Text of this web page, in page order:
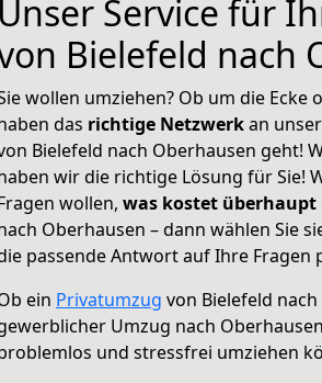
Unser Service für
Bielefeld nach
wollen umziehen? Ob um die
das richtige Netzwerkan
Bielefeld nach Oberhausen geht!
wir die richtige Lösung für Sie!
wollen, was kostet überhaupt
Oberhausen – dann wählen Sie
passende Antwort auf Ihre Fragen
ein Privatumzug von Bielefeld
Umzug nach
und stressfrei umziehen